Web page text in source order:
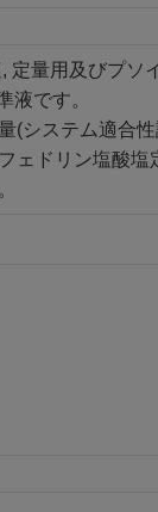
定量用及びプ
液です。
(システム適合性
ェドリン塩酸